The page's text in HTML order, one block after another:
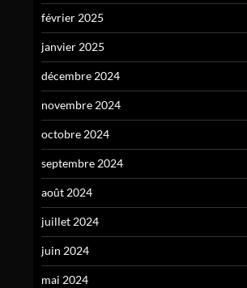
février 2025
janvier 2025
décembre 2024
novembre 2024
octobre 2024
septembre 2024
août 2024
juillet 2024
juin 2024
mai 2024